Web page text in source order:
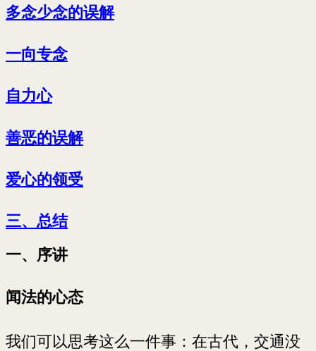
多念少念的误解
一向专念
自力心
善恶的误解
爱心的领受
三、总结
一、序讲
闻法的心态
我们可以思考这么一件事：在古代，交通没